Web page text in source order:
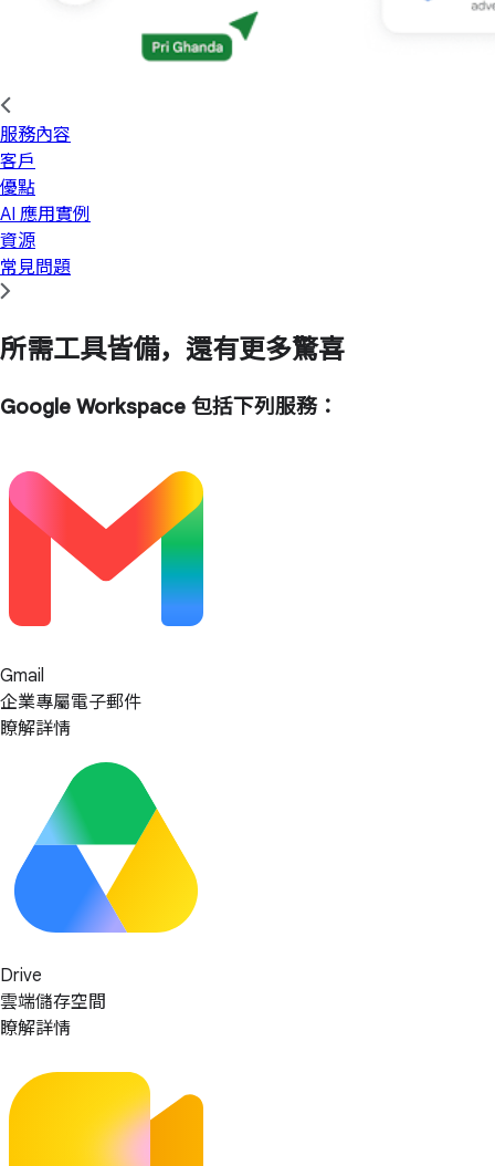
服務內容
客戶
優點
AI 應用實例
資源
常見問題
所需工具皆備，還有更多驚喜
Google Workspace 包括下列服務：
Gmail
企業專屬電子郵件
瞭解詳情
Drive
雲端儲存空間
瞭解詳情